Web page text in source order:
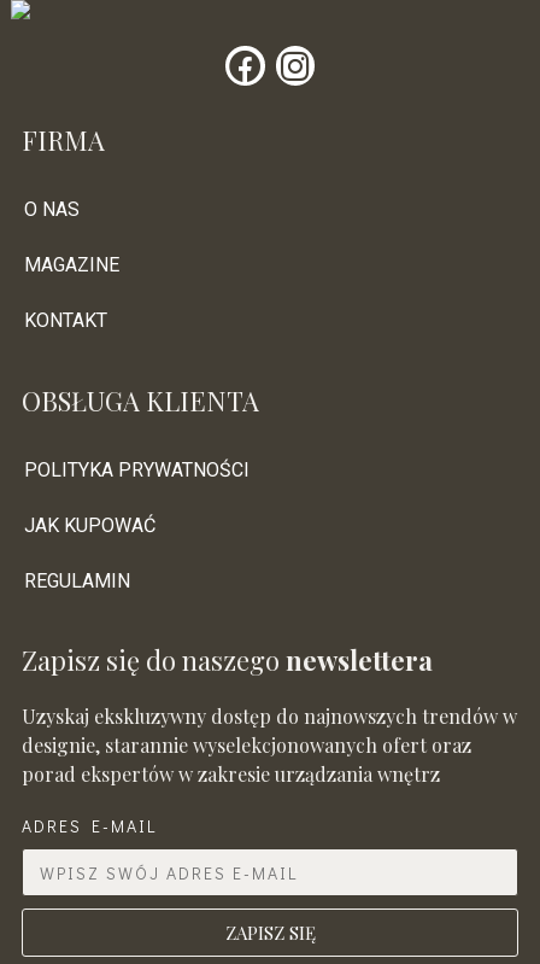
FIRMA
O NAS
MAGAZINE
KONTAKT
OBSŁUGA KLIENTA
POLITYKA PRYWATNOŚCI
JAK KUPOWAĆ
REGULAMIN
Zapisz się do naszego newslettera
Uzyskaj ekskluzywny dostęp do najnowszych trendów w
designie, starannie wyselekcjonowanych ofert oraz
porad ekspertów w zakresie urządzania wnętrz
ADRES E-MAIL
ZAPISZ SIĘ